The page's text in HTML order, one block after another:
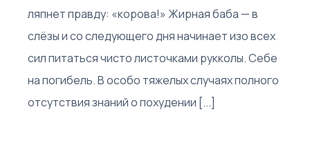
ляпнет правду: «корова!» Жирная баба — в
слёзы и со следующего дня начинает изо всех
сил питаться чисто листочками рукколы. Себе
на погибель. В особо тяжелых случаях полного
отсутствия знаний о похудении [...]